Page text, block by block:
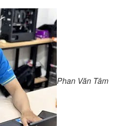
Phan Văn Tâm